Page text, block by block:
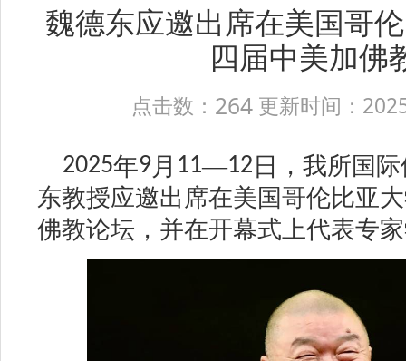
魏德东应邀出席在美国哥
四届中美加佛
点击数： 264 更新时间：
2025年9月 11—12 日
，我所国
东教授应邀出席在美国哥伦比亚
佛教论坛，并在开幕式上代表专